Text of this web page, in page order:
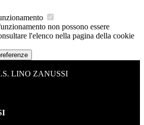
non possono essere
l'elenco nella pagina della cookie
LINO ZANUSSI